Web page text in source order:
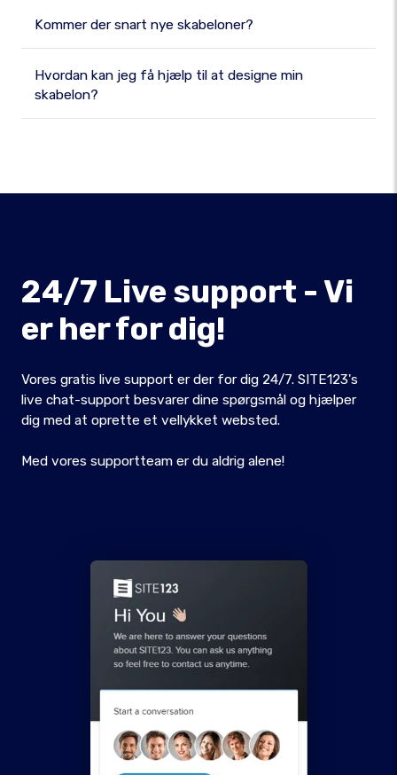
Kommer der snart nye skabeloner?
Hvordan kan jeg få hjælp til at designe min
skabelon?
24/7 Live support - Vi
er her for dig!
Vores gratis live support er der for dig 24/7. SITE123's
live chat-support besvarer dine spørgsmål og hjælper
dig med at oprette et vellykket websted.
Med vores supportteam er du aldrig alene!